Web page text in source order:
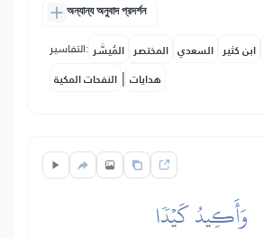
অন্যান্য অনুবাদ প্রদর্শন
التفاسير: المُيسَّر المختصر السعدي ابن كثير
النفحات المكية | هدايات
وَأَكِيدُ كَيۡدٗا